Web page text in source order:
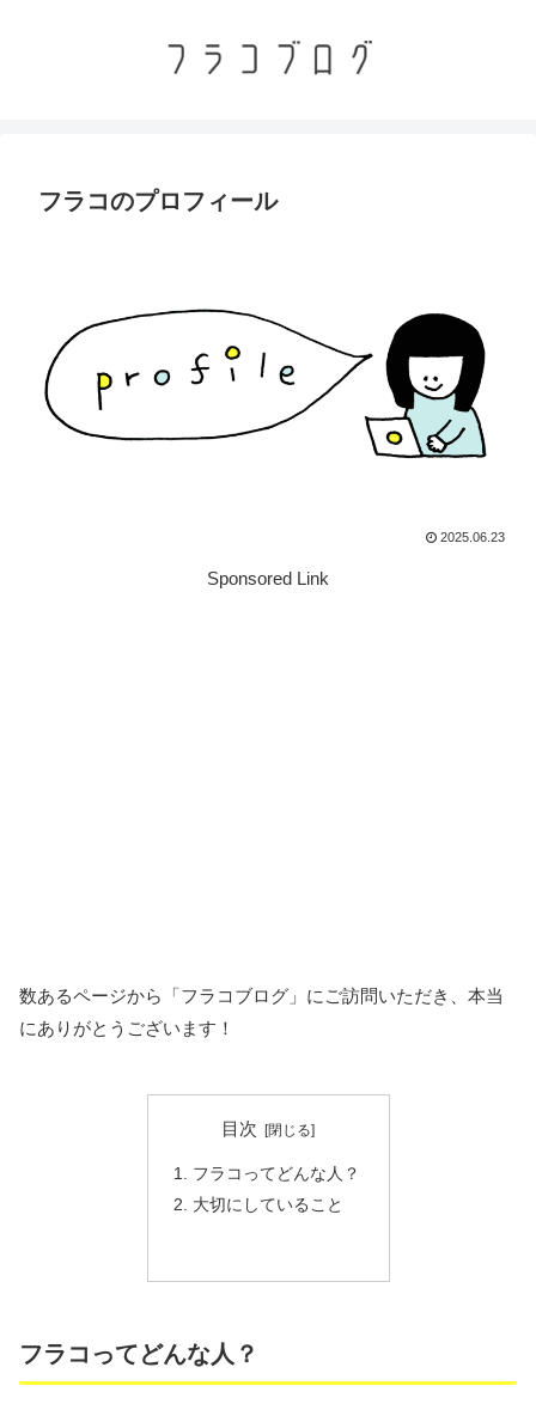
フラコのプロフィール
2025.06.23
Sponsored Link
数あるページから「フラコブログ」にご訪問いただき、本当
にありがとうございます！
目次
フラコってどんな人？
大切にしていること
フラコってどんな人？